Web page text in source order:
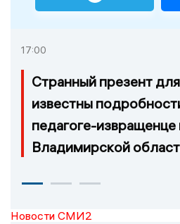
17:00
Странный презент
известны
педагоге-извращенце
Владимирской
Новости СМИ2